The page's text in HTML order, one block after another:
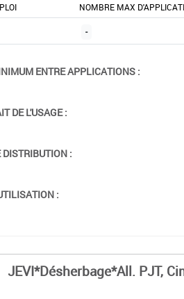
NOMBRE MAX
-
ENTRE APPLICATIONS :
DE L'USAGE :
DISTRIBUTION :
:
JEVI*Désherbage*All. PJT,